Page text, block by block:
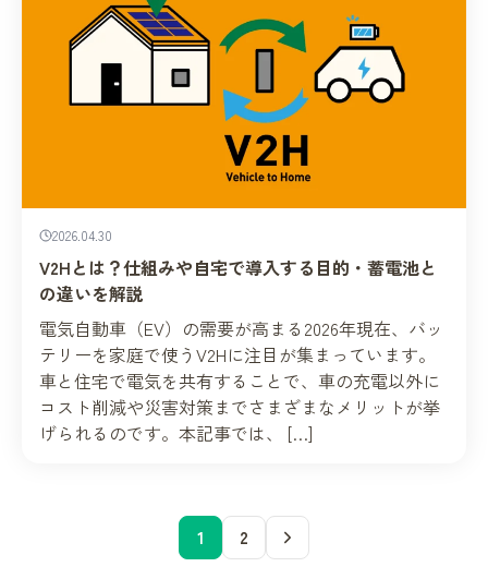
2026.04.30
V2Hとは？仕組みや自宅で導入する目的・蓄電池と
の違いを解説
電気自動車（EV）の需要が高まる2026年現在、バッ
テリーを家庭で使うV2Hに注目が集まっています。
車と住宅で電気を共有することで、車の充電以外に
コスト削減や災害対策までさまざまなメリットが挙
げられるのです。本記事では、 […]
1 2